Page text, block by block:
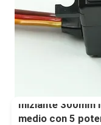
Iniziante 300mm
medio con 5